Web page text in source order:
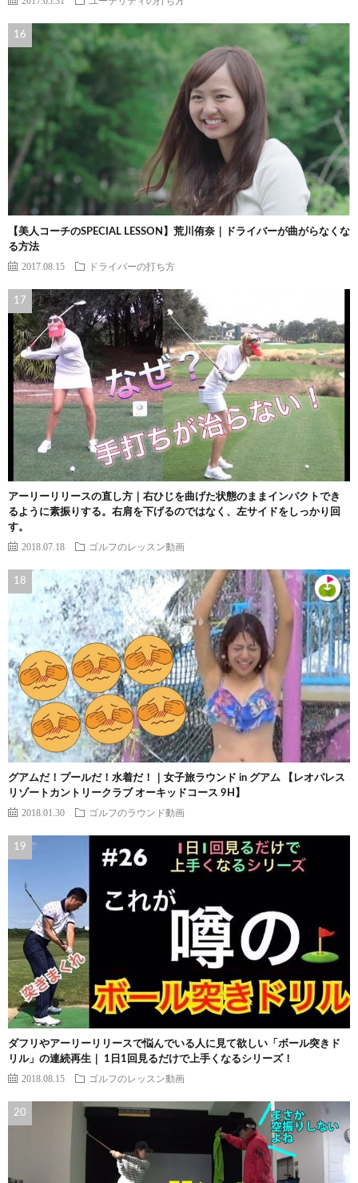
【美人コーチのSPECIAL LESSON】荒川侑奈｜ドライバーが曲がらなくな
る方法
2017.08.15 ドライバーの打ち方
アーリーリリースの直し方｜右ひじを曲げた状態のままインパクトでき
るように素振りする。右肩を下げるのではなく、左サイドをしっかり回
す。
2018.07.18 ゴルフのレッスン動画
グアムだ！プールだ！水着だ！｜女子旅ラウンド in グアム 【レオパレス
リゾートカントリークラブ オーキッドコース 9H】
2018.01.30 ゴルフのラウンド動画
ダフリやアーリーリリースで悩んでいる人に見て欲しい「ボール突きド
リル」の連続再生｜ 1日1回見るだけで上手くなるシリーズ！
2018.08.15 ゴルフのレッスン動画